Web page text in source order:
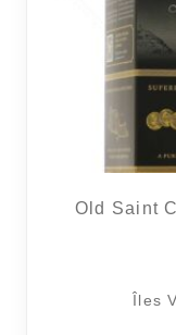
Old Saint
Îles